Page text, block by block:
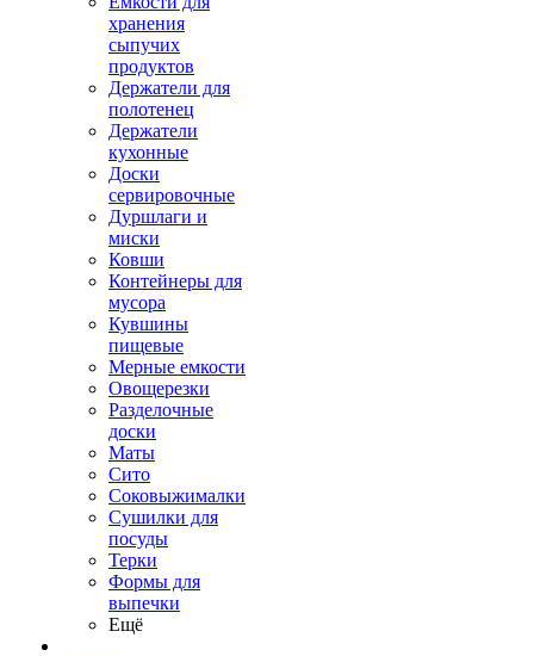
хранения
сыпучих
продуктов
Держатели для
полотенец
Держатели
кухонные
Доски
сервировочные
Дуршлаги и
миски
Ковши
Контейнеры для
мусора
Кувшины
пищевые
Мерные емкости
Овощерезки
Разделочные
доски
Маты
Сито
Соковыжималки
Сушилки для
посуды
Терки
Формы для
выпечки
Ещё